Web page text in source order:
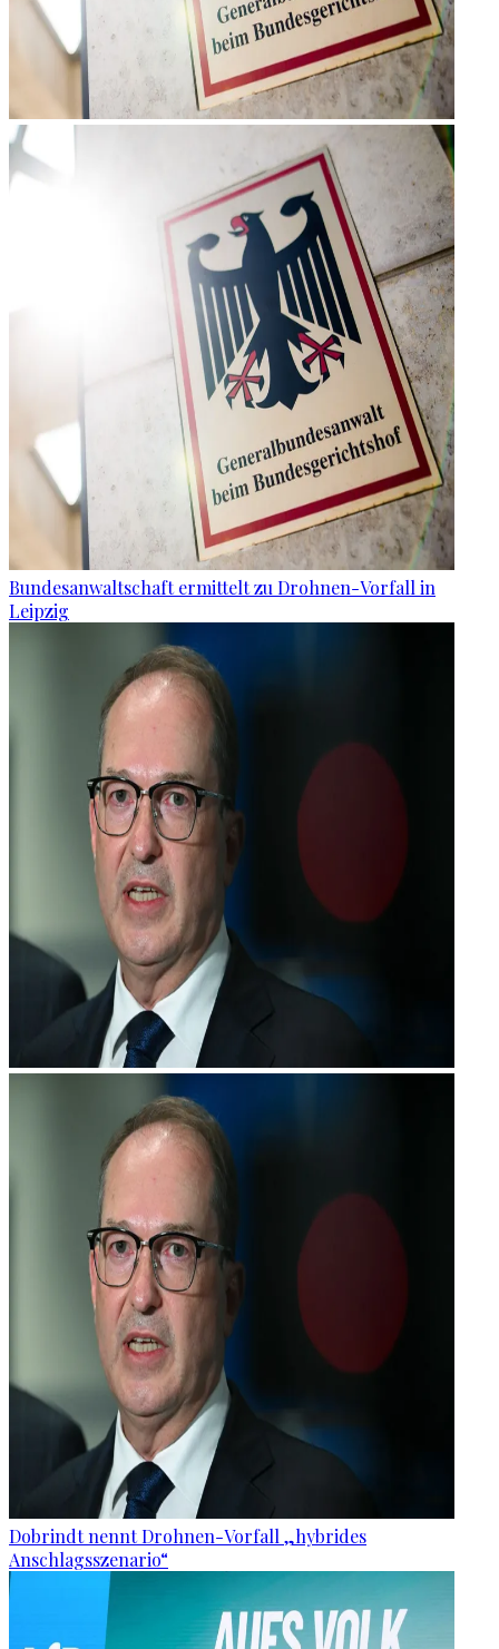
Bundesanwaltschaft ermittelt zu Drohnen-Vorfall in
Leipzig
Dobrindt nennt Drohnen-Vorfall „hybrides
Anschlagsszenario“